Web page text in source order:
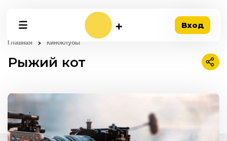
Вход
Главная Киноклубы
Рыжий кот